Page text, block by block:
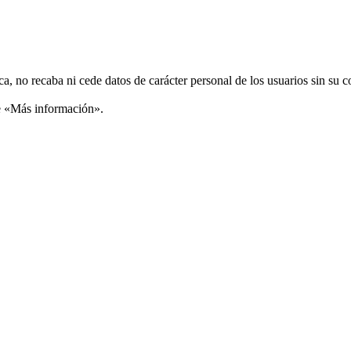
recaba ni cede datos de carácter personal de los usuarios sin su
«Más información».